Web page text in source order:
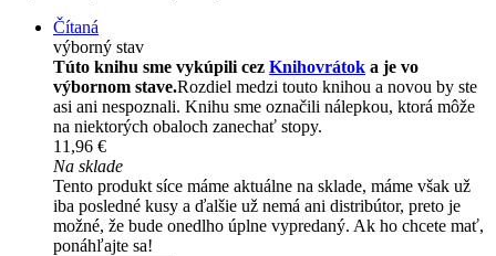
Čítaná
výborný stav
Túto knihu sme vykúpili cez Knihovrátok a je vo
výbornom stave.Rozdiel medzi touto knihou a novou by ste
asi ani nespoznali. Knihu sme označili nálepkou, ktorá môže
na niektorých obaloch zanechať stopy.
11,96 €
Na sklade
Tento produkt síce máme aktuálne na sklade, máme však už
iba posledné kusy a ďalšie už nemá ani distribútor, preto je
možné, že bude onedlho úplne vypredaný. Ak ho chcete mať,
ponáhľajte sa!